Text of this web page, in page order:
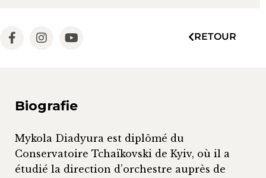
RETOUR
Biografie
Mykola Diadyura est diplômé du
Conservatoire Tchaïkovski de Kyiv, où il a
étudié la direction d’orchestre auprès de